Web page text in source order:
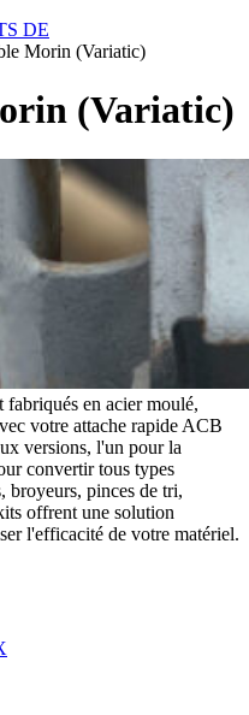
Axes
Morin
DE
Morin (Variatic)
(Variatic)
en acier moulé,
votre attache rapide ACB
versions, l'un pour la
convertir tous types
broyeurs, pinces de tri,
offrent une solution
l'efficacité de votre matériel.